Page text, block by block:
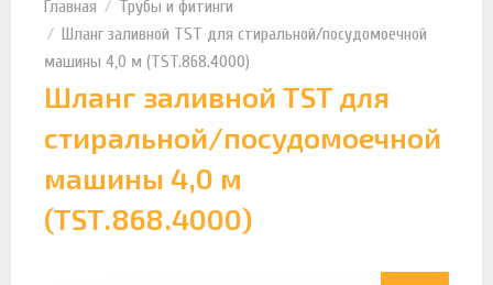
Трубы и фитинги
Шланг заливной TST для стиральной/посудомоечной
машины 4,0 м (TST.868.4000)
Шланг заливной TST для
стиральной/посудомоечной
машины 4,0 м
(TST.868.4000)